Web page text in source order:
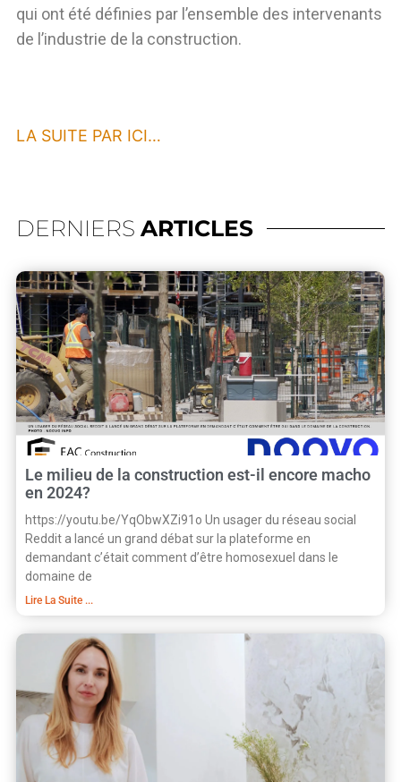
qui ont été définies par l’ensemble des intervenants
de l’industrie de la construction.
LA SUITE PAR ICI…
DERNIERS ARTICLES
Le milieu de la construction est-il encore macho
en 2024?
https://youtu.be/YqObwXZi91o Un usager du réseau social
Reddit a lancé un grand débat sur la plateforme en
demandant c’était comment d’être homosexuel dans le
domaine de
Lire La Suite ...